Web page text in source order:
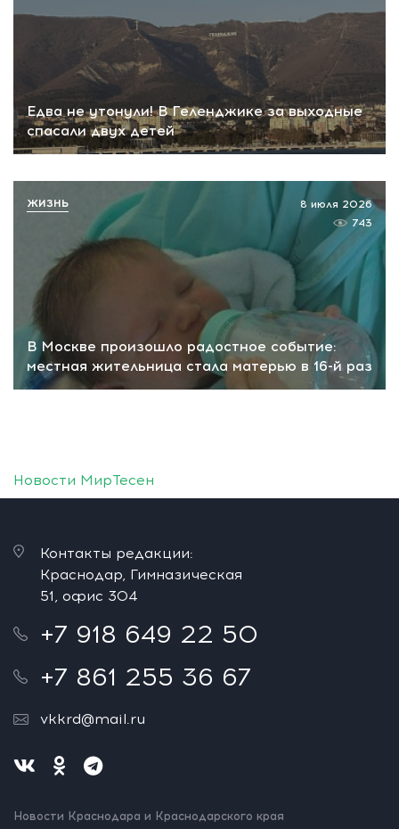
Едва не утонули! В Геленджике за выходные
спасали двух детей
В Москве произошло радостное событие:
местная жительница стала матерью в 16-й раз
8 июля 2026
743
ЖИЗНЬ
Новости МирТесен
Контакты редакции:
Краснодар, Гимназическая
51, офис 304
+7 918 649 22 50
+7 861 255 36 67
vkkrd@mail.ru
Новости Краснодара и Краснодарского края